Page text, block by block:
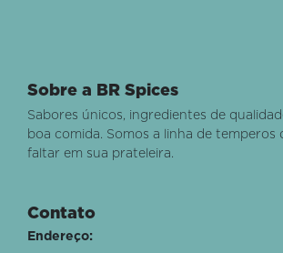
Sobre a BR Spices
Sabores únicos, ingredientes de
boa comida. Somos a linha de temperos
faltar em sua prateleira.
Contato
Endereço: